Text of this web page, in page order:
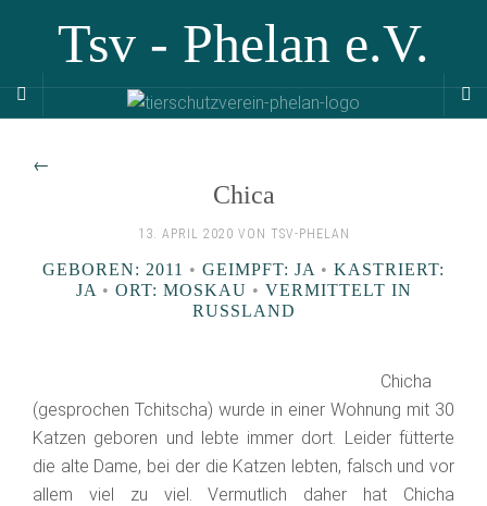
Tsv - Phelan e.V.
←
Chica
13. APRIL 2020 VON TSV-PHELAN
GEBOREN: 2011 • GEIMPFT: JA • KASTRIERT:
JA • ORT: MOSKAU • VERMITTELT IN
RUSSLAND
Chicha
(gesprochen Tchitscha) wurde in einer Wohnung mit 30
Katzen geboren und lebte immer dort. Leider fütterte
die alte Dame, bei der die Katzen lebten, falsch und vor
allem viel zu viel. Vermutlich daher hat Chicha